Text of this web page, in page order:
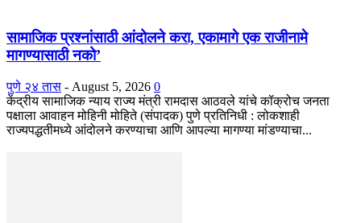
सामाजिक प्रश्नांसाठी आंदोलने करा, एकामागे एक राजीनामे
मागण्यासाठी नको’
पुणे २४ तास - August 5, 2026 0
केंद्रीय सामाजिक न्याय राज्य मंत्री रामदास आठवले यांचे कॉक्रोच जनता
पक्षाला आवाहन मोहिनी मोहिते (संपादक) पुणे प्रतिनिधी : लोकशाही
राज्यपद्धतीमध्ये आंदोलने करण्याचा आणि आपल्या मागण्या मांडण्याचा...